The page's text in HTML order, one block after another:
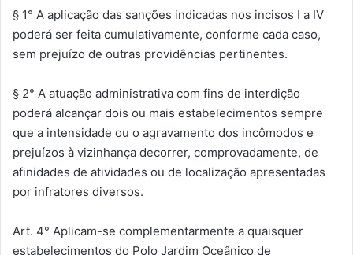
§ 1° A aplicação das sanções indicadas nos incisos I a IV
poderá ser feita cumulativamente, conforme cada caso,
sem prejuízo de outras providências pertinentes.
§ 2° A atuação administrativa com fins de interdição
poderá alcançar dois ou mais estabelecimentos sempre
que a intensidade ou o agravamento dos incômodos e
prejuízos à vizinhança decorrer, comprovadamente, de
afinidades de atividades ou de localização apresentadas
por infratores diversos.
Art. 4° Aplicam-se complementarmente a quaisquer
estabelecimentos do Polo Jardim Oceânico de